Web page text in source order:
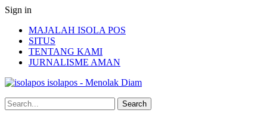
Sign in
MAJALAH ISOLA POS
SITUS
TENTANG KAMI
JURNALISME AMAN
isolapos - Menolak Diam